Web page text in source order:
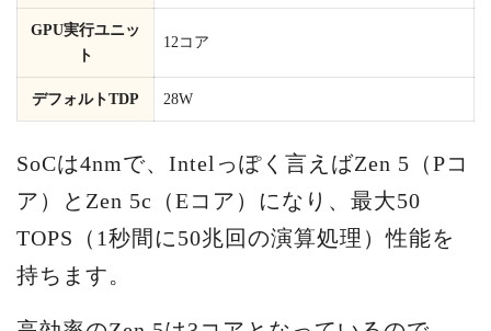
GPU実行ユニッ
ト
12コア
デフォルトTDP 28W
SoCは4nmで、Intelっぽく言えばZen 5（Pコ
ア）とZen 5c（Eコア）になり、最大50
TOPS（1秒間に50兆回の演算処理）性能を
持ちます。